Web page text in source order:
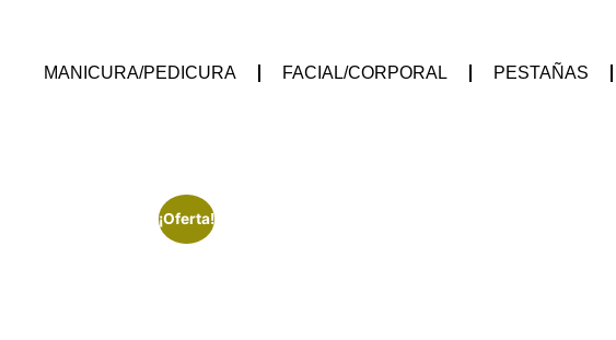
MANICURA/PEDICURA FACIAL/CORPORAL PESTAÑAS
¡Oferta!